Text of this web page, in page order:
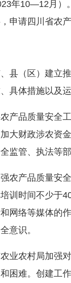
10—12月）
申请四川省农
（区）建立推
具体措施以及
品质量安全工
大财政涉农资
监管、执法等
产品质量安全
训时间不少于
网络等媒体的
意识。
农村局加强对
困难。创建工